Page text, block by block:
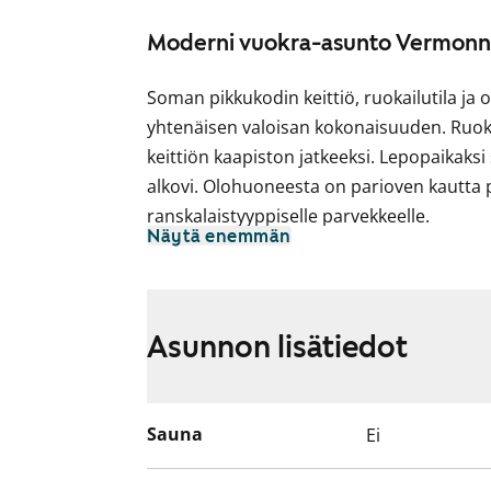
Moderni vuokra-asunto
Soman pikkukodin keittiö, ruokailutila ja
yhtenäisen valoisan kokonaisuuden.
keittiön kaapiston jatkeeksi.
alkovi. Olohuoneesta on parioven kautta
ranskalaistyyppiselle parvekkeelle.
malli. Keittiökaapistojen ovet ovat
varaus mikroaaltouunille.
laattaa. Lattiat ja tehosteseinät ovat
Näytä enemmän
Asunnon lisätiedot
Sauna Ei